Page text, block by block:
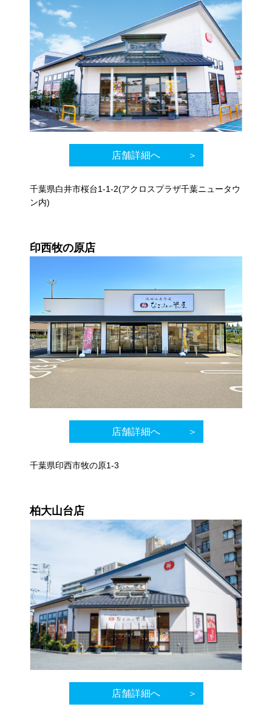
店舗詳細へ
千葉県白井市桜台1-1-2(アクロスプラザ千葉ニュータウ
ン内)
印西牧の原店
店舗詳細へ
千葉県印西市牧の原1-3
柏大山台店
店舗詳細へ